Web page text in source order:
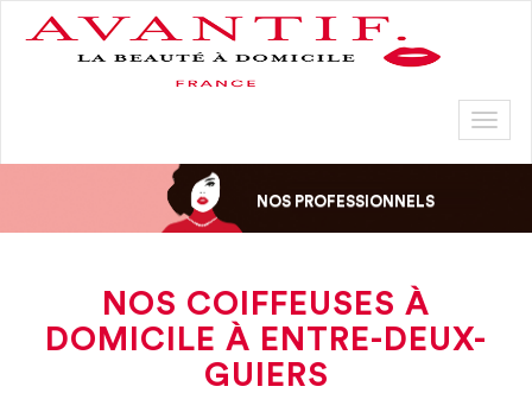
NOS PROFESSIONNELS
NOS COIFFEUSES À
DOMICILE À ENTRE-DEUX-
GUIERS